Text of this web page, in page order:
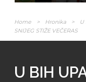
Home > Hronika >
U
SNIJEG STIŽE VEČERAS
U BIH